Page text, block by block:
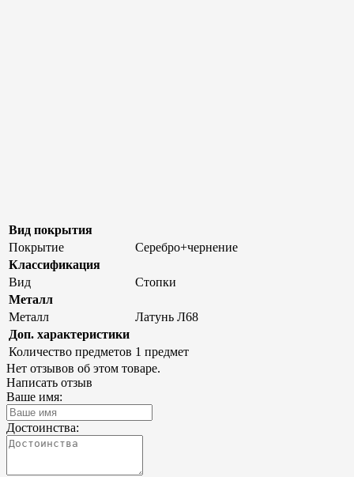
Вид покрытия
Покрытие
Серебро+чернение
Классификация
Вид
Стопки
Металл
Металл
Латунь Л68
Доп. характеристики
Количество предметов 1 предмет
Нет отзывов об этом товаре.
Написать отзыв
Ваше имя:
Достоинства: